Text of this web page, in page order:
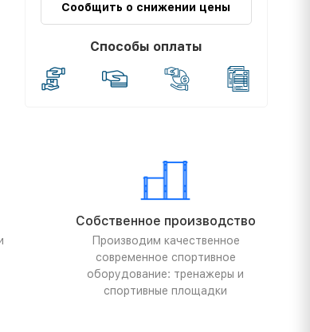
Сообщить о снижении цены
Способы оплаты
Собственное производство
Производим качественное
современное спортивное
оборудование: тренажеры и
спортивные площадки